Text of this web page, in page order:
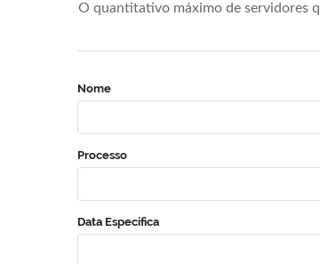
O quantitativo máximo de servidores
Nome
Processo
Data Específica